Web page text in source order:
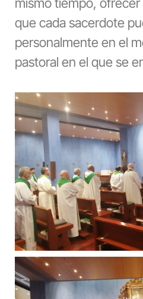
que cada sacerdote
personalmente en el
pastoral en el que se